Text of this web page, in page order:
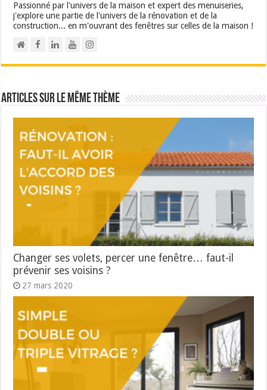
Passionné par l'univers de la maison et expert des menuiseries,
j'explore une partie de l'univers de la rénovation et de la
construction... en m'ouvrant des fenêtres sur celles de la maison !
Articles sur le même thème
Changer ses volets, percer une fenêtre… faut-il
prévenir ses voisins ?
27 mars 2020